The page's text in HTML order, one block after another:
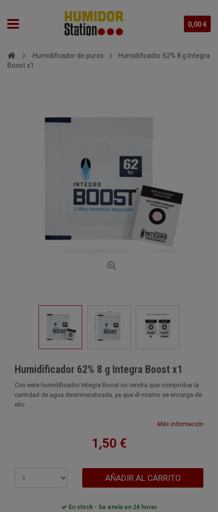
0,00 €
Humidificador de puros
Humidificador 62% 8 g Integra
Boost x1
Humidificador 62% 8 g Integra Boost x1
Con este humidificador Integra Boost no tendrá que comprobar la
cantidad de agua desmineralizada, ya que él mismo se encarga de
ello. ...
Más información
1,50 €
AÑADIR AL CARRITO
En stock - Se envía en 24 horas